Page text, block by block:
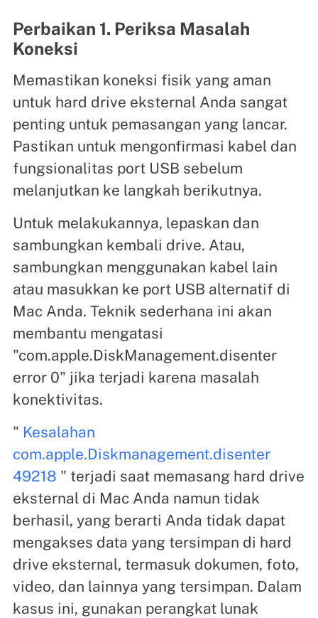
Perbaikan 1. Periksa Masalah
Koneksi
Memastikan koneksi fisik yang aman
untuk hard drive eksternal Anda sangat
penting untuk pemasangan yang lancar.
Pastikan untuk mengonfirmasi kabel dan
fungsionalitas port USB sebelum
melanjutkan ke langkah berikutnya.
Untuk melakukannya, lepaskan dan
sambungkan kembali drive. Atau,
sambungkan menggunakan kabel lain
atau masukkan ke port USB alternatif di
Mac Anda. Teknik sederhana ini akan
membantu mengatasi
"com.apple.DiskManagement.disenter
error 0" jika terjadi karena masalah
konektivitas.
" Kesalahan
com.apple.Diskmanagement.disenter
49218 " terjadi saat memasang hard drive
eksternal di Mac Anda namun tidak
berhasil, yang berarti Anda tidak dapat
mengakses data yang tersimpan di hard
drive eksternal, termasuk dokumen, foto,
video, dan lainnya yang tersimpan. Dalam
kasus ini, gunakan perangkat lunak